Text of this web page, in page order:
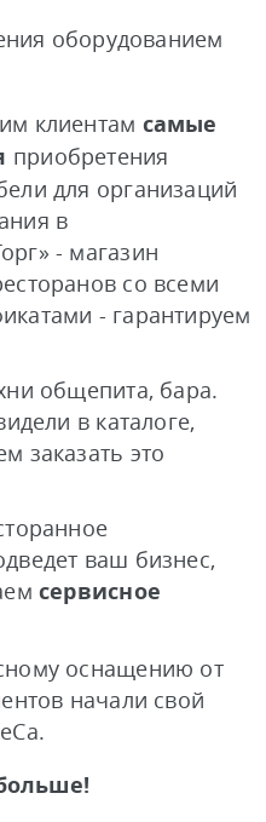
оборудованием
клиентам самые
приобретения
для организаций
в
- магазин
со всеми
- гарантируем
общепита, бара.
в каталоге,
заказать это
ваш бизнес,
сервисное
оснащению от
начали свой